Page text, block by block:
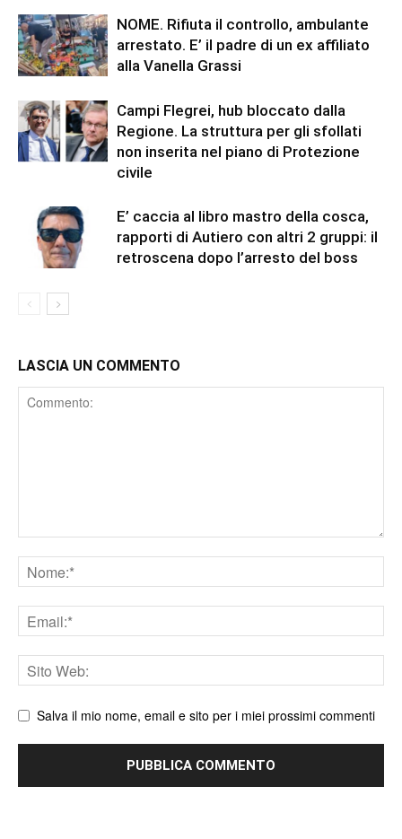
NOME. Rifiuta il controllo, ambulante
arrestato. E’ il padre di un ex affiliato
alla Vanella Grassi
Campi Flegrei, hub bloccato dalla
Regione. La struttura per gli sfollati
non inserita nel piano di Protezione
civile
E’ caccia al libro mastro della cosca,
rapporti di Autiero con altri 2 gruppi: il
retroscena dopo l’arresto del boss
LASCIA UN COMMENTO
Comment
Nome
Email
Sito
web
Salva il mio nome, email e sito per i miei prossimi commenti